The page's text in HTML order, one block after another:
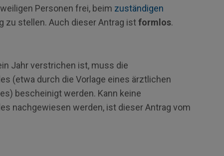
Personen frei, beim zuständigen
zu stellen. Auch dieser Antrag istformlos.
Jahr verstrichen ist, muss die
(etwa durch die Vorlage eines ärztlichen
bescheinigt werden. Kann keine
nachgewiesen werden, ist dieser Antrag vom